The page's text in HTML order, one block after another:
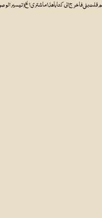
قلت بلی فاخرج الی کتابا ھذا ما شتری الخ (تیسیر